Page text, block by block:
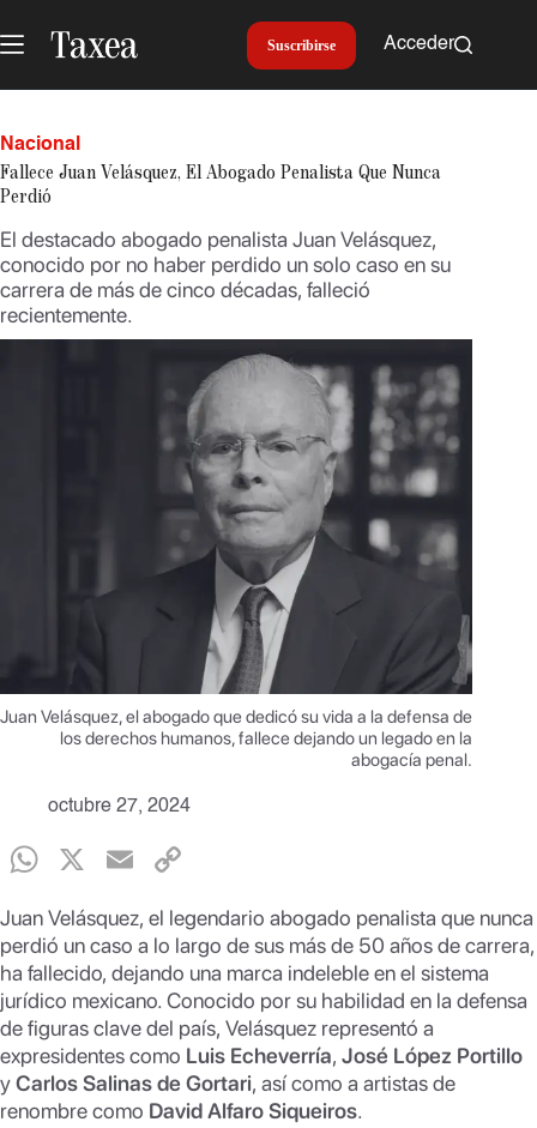
al
contenido
Suscribirse Acceder
Nacional
Fallece Juan Velásquez, El Abogado Penalista Que Nunca
Perdió
El destacado abogado penalista Juan Velásquez,
conocido por no haber perdido un solo caso en su
carrera de más de cinco décadas, falleció
recientemente.
Juan Velásquez, el abogado que dedicó su vida a la defensa de
los derechos humanos, fallece dejando un legado en la
abogacía penal.
octubre 27, 2024
W
at
s
A
p
p
X
E
ail p
y
Li
n
k
Juan Velásquez, el legendario abogado penalista que nunca
perdió un caso a lo largo de sus más de 50 años de carrera,
ha fallecido, dejando una marca indeleble en el sistema
jurídico mexicano. Conocido por su habilidad en la defensa
de figuras clave del país, Velásquez representó a
expresidentes como Luis Echeverría, José López Portillo
yCarlos Salinas de Gortari, así como a artistas de
renombre como David Alfaro Siqueiros.